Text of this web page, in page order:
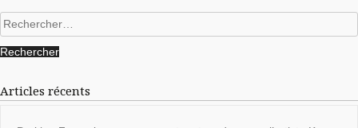
Rechercher :
Articles récents